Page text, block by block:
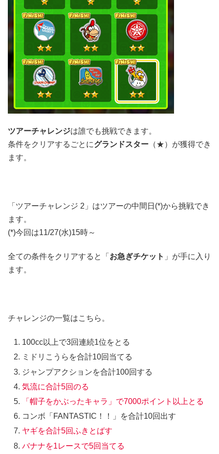
ツアーチャレンジは誰でも挑戦できます。
条件をクリアするごとにグランドスター （★）が獲得でき
ます。
「ツアーチャレンジ 2」はツアーの中間日(*)から挑戦でき
ます。
(*)今回は11/27(水)15時～
全ての条件をクリアすると「 お急ぎチケット 」が手に入り
ます。
チャレンジの一覧はこちら。
100cc以上で3回連続1位をとる
ミドリこうらを合計10回当てる
ジャンプアクションを合計100回する
気流に合計5回のる
「帽子をかぶったキャラ」で7000ポイント以上とる
コンボ「FANTASTIC！！」を合計10回出す
ヤギを合計5回ふきとばす
バナナを1レースで5回当てる